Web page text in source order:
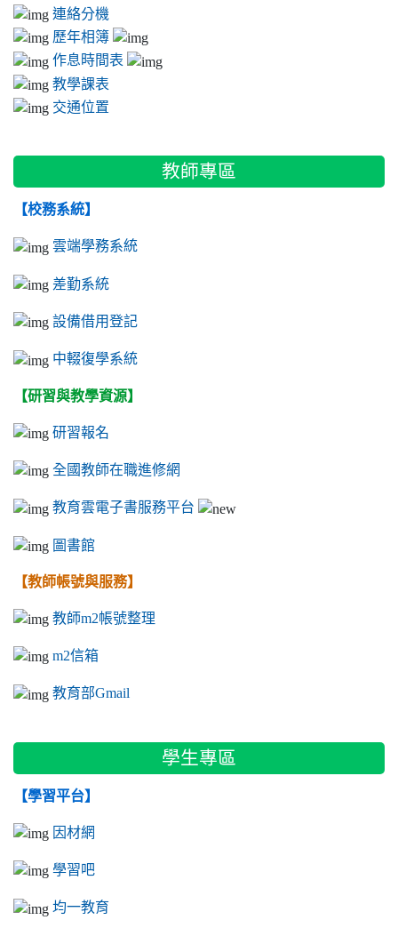
連絡分機
歷年相簿
作息時間表
教學課表
交通位置
教師專區
【校務系統】
雲端學務系統
差勤系統
設備借用登記
中輟復學系統
【研習與教學資源】
研習報名
全國教師在職進修網
教育雲電子書服務平台
圖書館
【教師帳號與服務】
教師m2帳號整理
m2信箱
教育部Gmail
學生專區
【學習平台】
因材網
學習吧
均一教育